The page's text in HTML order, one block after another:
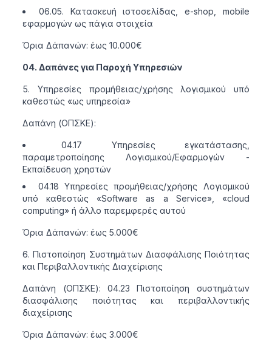
06.05. Κατασκευή ιστοσελίδας, e-shop, mobile
εφαρμογών ως πάγια στοιχεία
Όρια Δάπανών: έως 10.000€
04. Δαπάνες για Παροχή Υπηρεσιών
Υπηρεσίες προμήθειας/χρήσης λογισμικού υπό
καθεστώς «ως υπηρεσία»
Δαπάνη (ΟΠΣΚΕ):
04.17 Υπηρεσίες εγκατάστασης,
παραμετροποίησης Λογισμικού/Εφαρμογών -
Εκπαίδευση χρηστών
04.18 Υπηρεσίες προμήθειας/χρήσης Λογισμικού
υπό καθεστώς «Software as a Service», «cloud
computing» ή άλλο παρεμφερές αυτού
Όρια Δάπανών: έως 5.000€
Πιστοποίηση Συστημάτων Διασφάλισης Ποιότητας
και Περιβαλλοντικής Διαχείρισης
Δαπάνη (ΟΠΣΚΕ): 04.23 Πιστοποίηση συστημάτων
διασφάλισης ποιότητας και περιβαλλοντικής
διαχείρισης
Όρια Δάπανών: έως 3.000€